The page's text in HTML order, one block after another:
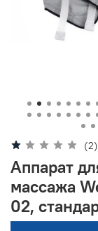
product-
(2)
Аппарат
массажа
02,